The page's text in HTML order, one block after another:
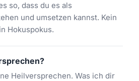
so, dass du es als
und umsetzen kannst. Kein
Hokuspokus.
Heilversprechen. Was ich dir